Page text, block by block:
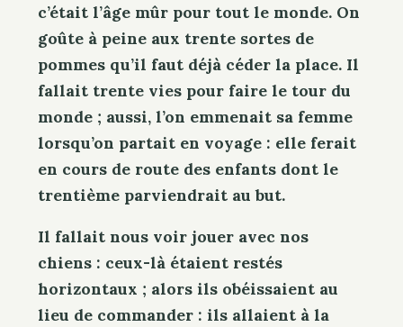
c’était l’âge mûr pour tout le monde. On
goûte à peine aux trente sortes de
pommes qu’il faut déjà céder la place. Il
fallait trente vies pour faire le tour du
monde ; aussi, l’on emmenait sa femme
lorsqu’on partait en voyage : elle ferait
en cours de route des enfants dont le
trentième parviendrait au but.
Il fallait nous voir jouer avec nos
chiens : ceux-là étaient restés
horizontaux ; alors ils obéissaient au
lieu de commander : ils allaient à la